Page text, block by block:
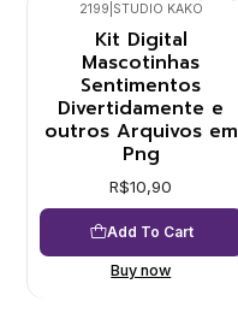
2199 STUDIO KAKO
Kit Digital
Mascotinhas
Sentimentos
Divertidamente e
outros Arquivos em
Png
R$10,90
Add To Cart
Buy now